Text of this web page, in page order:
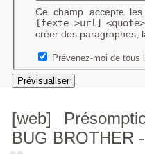
Ce champ accepte
[texte->url]
<quote>
créer des paragraphes,
Prévenez-moi de
[web]
BUG BROTHER